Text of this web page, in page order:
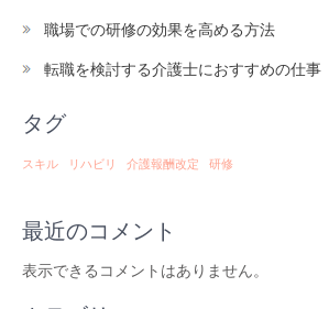
職場での研修の効果を高める方法
転職を検討する介護士におすすめの仕事
タグ
スキル リハビリ 介護報酬改定 研修
最近のコメント
表示できるコメントはありません。